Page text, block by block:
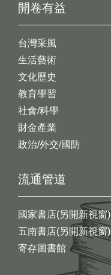
開卷有益
台灣采風
生活藝術
文化歷史
教育學習
社會/科學
財金產業
政治/外交/國防
流通管道
國家書店(另開新視窗)
五南書店(另開新視窗)
寄存圖書館